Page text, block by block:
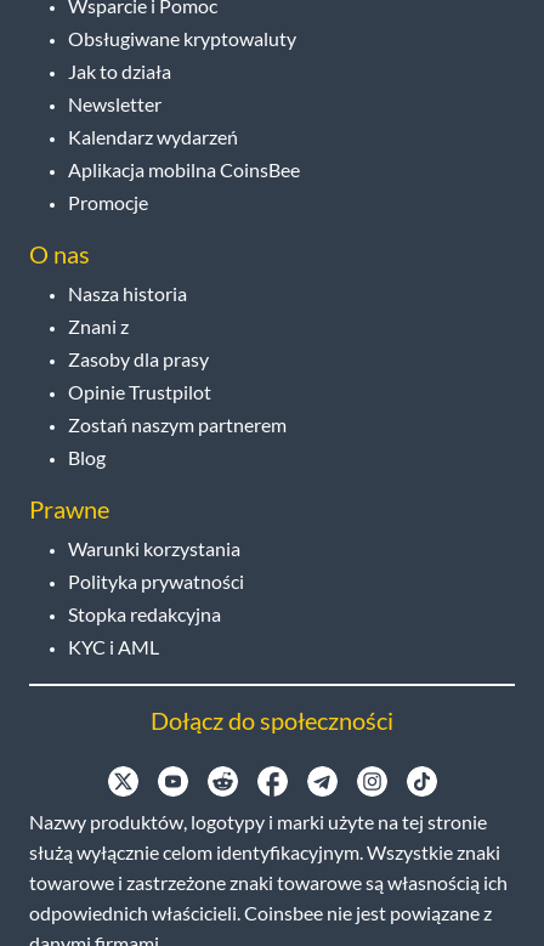
Wsparcie i Pomoc
Obsługiwane kryptowaluty
Jak to działa
Newsletter
Kalendarz wydarzeń
Aplikacja mobilna CoinsBee
Promocje
O nas
Nasza historia
Znani z
Zasoby dla prasy
Opinie Trustpilot
Zostań naszym partnerem
Blog
Prawne
Warunki korzystania
Polityka prywatności
Stopka redakcyjna
KYC i AML
Dołącz do społeczności
Nazwy produktów, logotypy i marki użyte na tej stronie
służą wyłącznie celom identyfikacyjnym. Wszystkie znaki
towarowe i zastrzeżone znaki towarowe są własnością ich
odpowiednich właścicieli. Coinsbee nie jest powiązane z